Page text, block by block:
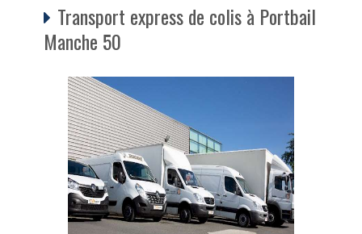
Transport express de colis à Portbail
Manche 50